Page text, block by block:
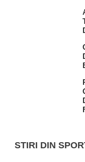
STIRI DIN